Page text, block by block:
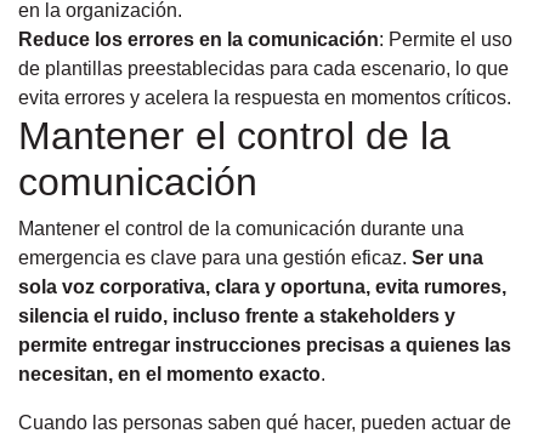
en la organización.
Reduce los errores en la comunicación: Permite el uso
de plantillas preestablecidas para cada escenario, lo que
evita errores y acelera la respuesta en momentos críticos.
Mantener el control de la
comunicación
Mantener el control de la comunicación durante una
emergencia es clave para una gestión eficaz. Ser una
sola voz corporativa, clara y oportuna, evita rumores,
silencia el ruido, incluso frente a stakeholders y
permite entregar instrucciones precisas a quienes las
necesitan, en el momento exacto.
Cuando las personas saben qué hacer, pueden actuar de